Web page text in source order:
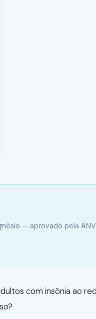
— aprovado pela
com insônia ao